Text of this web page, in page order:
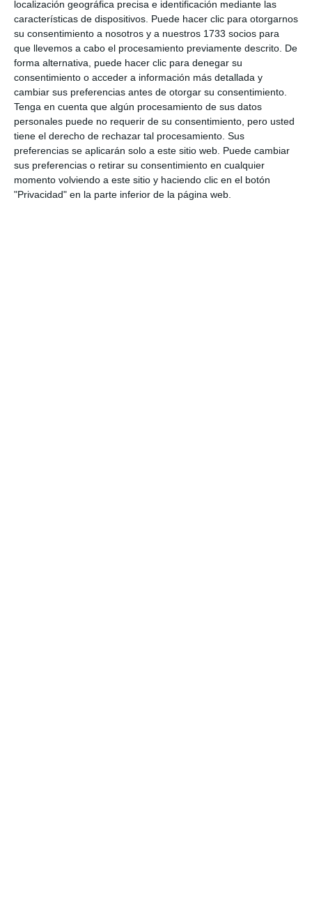
localización geográfica precisa e identificación mediante las
características de dispositivos. Puede hacer clic para otorgarnos
su consentimiento a nosotros y a nuestros 1733 socios para
que llevemos a cabo el procesamiento previamente descrito. De
forma alternativa, puede hacer clic para denegar su
consentimiento o acceder a información más detallada y
cambiar sus preferencias antes de otorgar su consentimiento.
Tenga en cuenta que algún procesamiento de sus datos
personales puede no requerir de su consentimiento, pero usted
tiene el derecho de rechazar tal procesamiento. Sus
preferencias se aplicarán solo a este sitio web. Puede cambiar
sus preferencias o retirar su consentimiento en cualquier
momento volviendo a este sitio y haciendo clic en el botón
"Privacidad" en la parte inferior de la página web.
chevron_left
La Cala Resort es
elegido como el Mejor
Hotel de Golf de
España
La Cala Resort y el
Ayuntamiento de Mijas
presentan la Escuela
Municipal de Golf
chevron_right